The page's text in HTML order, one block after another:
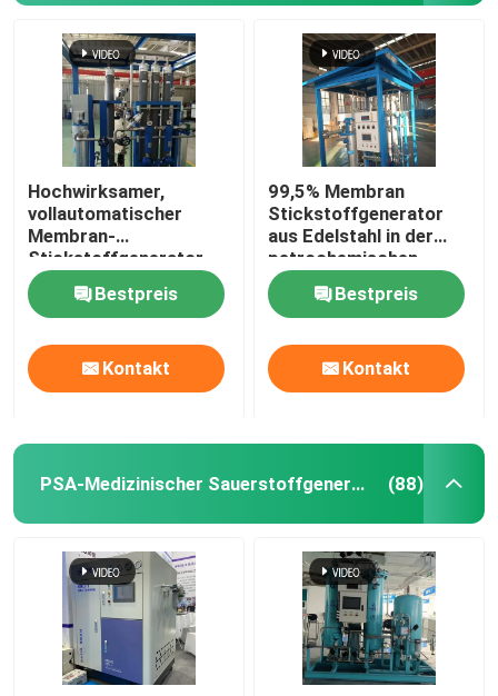
Hochwirksamer,
vollautomatischer
Membran-
Stickstoffgenerator
für die Petrochemie
Bestpreis
Kontakt
99,5% Membran
Stickstoffgenerator
aus Edelstahl in der
petrochemischen
Industrie
Bestpreis
Kontakt
PSA-Medizinischer Sauerstoffgenerator (88)